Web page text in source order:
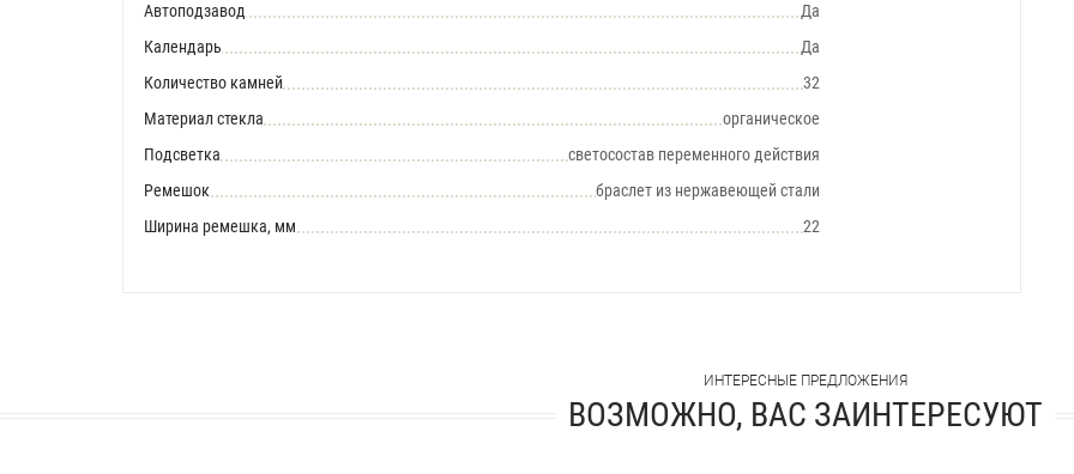
Автоподзавод
Да
Календарь
Да
Количество камней
32
Материал стекла
органическое
Подсветка
светосостав переменного действия
Ремешок
браслет из нержавеющей стали
Ширина ремешка, мм
22
ИНТЕРЕСНЫЕ ПРЕДЛОЖЕНИЯ
ВОЗМОЖНО, ВАС ЗАИНТЕРЕСУЮТ